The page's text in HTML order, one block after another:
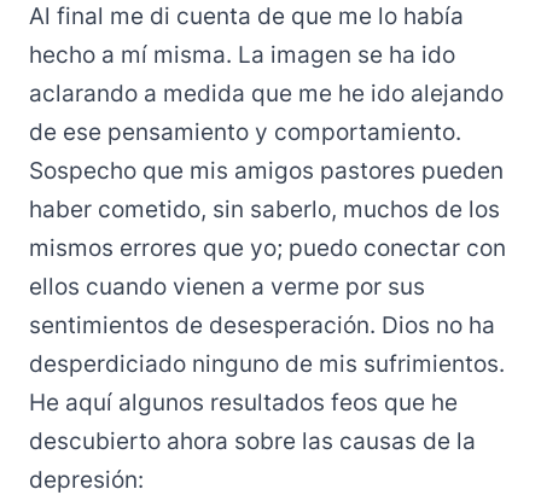
Al final me di cuenta de que me lo había
hecho a mí misma. La imagen se ha ido
aclarando a medida que me he ido alejando
de ese pensamiento y comportamiento.
Sospecho que mis amigos pastores pueden
haber cometido, sin saberlo, muchos de los
mismos errores que yo; puedo conectar con
ellos cuando vienen a verme por sus
sentimientos de desesperación. Dios no ha
desperdiciado ninguno de mis sufrimientos.
He aquí algunos resultados feos que he
descubierto ahora sobre las causas de la
depresión: